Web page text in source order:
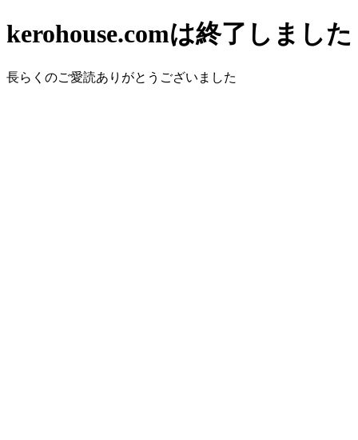
kerohouse.comは終了しました
長らくのご愛読ありがとうございました